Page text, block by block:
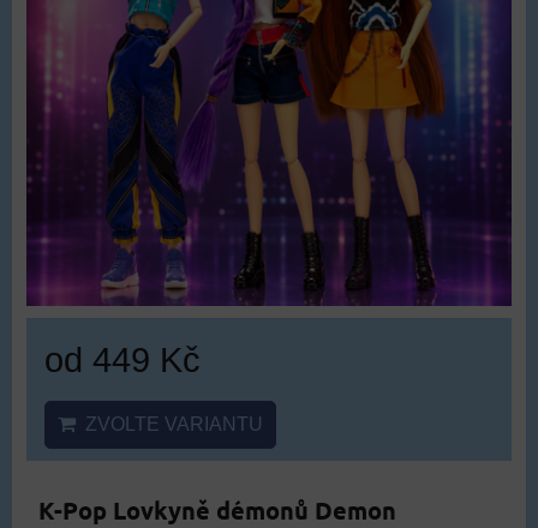
od 449 Kč
ZVOLTE VARIANTU
K-Pop Lovkyně démonů Demon